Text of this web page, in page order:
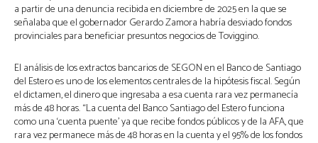
a partir de una denuncia recibida en diciembre de 2025 en la que se
señalaba que el gobernador Gerardo Zamora habría desviado fondos
provinciales para beneficiar presuntos negocios de Toviggino.
El análisis de los extractos bancarios de SEGON en el Banco de Santiago
del Estero es uno de los elementos centrales de la hipótesis fiscal. Según
el dictamen, el dinero que ingresaba a esa cuenta rara vez permanecía
más de 48 horas. “La cuenta del Banco Santiago del Estero funciona
como una ‘cuenta puente’ ya que recibe fondos públicos y de la AFA, que
rara vez permanece más de 48 horas en la cuenta y el 95% de los fondos